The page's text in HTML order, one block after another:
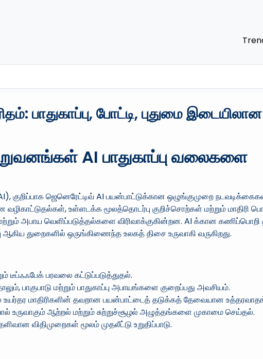
பாதுகாப்பு, போட்டி, புதுமை இடையிலான
AI பாதுகாப்பு வலைகளை
ஜெனெரேட்டிவ் AI பயன்பாட்டுக்கான ஒழுங்குமுறை
வழிகாட்டுதல்கள், உள்ளடக்க மூலத்தொடர்பு குறிச்சொற்கள் மற்றும் மாதிரி
அபாய வெளிப்படுத்தல்களை விரிவாக்குகின்றன. AI க்கான கணிப்பொறி
ஆகிய துறைகளில் ஒருங்கிணைந்த உலகத் திசை உருவாகி வருகிறது.
டீப்‌ஃஃபேக் பரவலை கட்டுப்படுத்துதல்.
பாகுபாடு மற்றும் பாதுகாப்பு அபாயங்களை குறைப்பது அவசியம்.
உயர்தர மாதிரிகளின் தவறான பயன்பாட்டைத் தடுக்கத் தேவையான
உருவாகும் ஆற்றல் மற்றும் சுற்றுச்சூழல் அழுத்தங்களை முகாமை செய்தல்.
விதிமுறைகள் மூலம் முதலீட்டு உறுதிப்பாடு.